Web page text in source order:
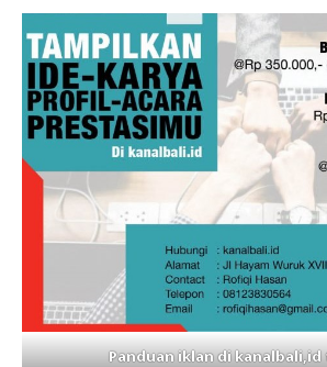
Panduan iklan di